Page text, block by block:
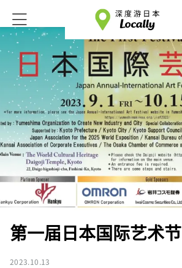
第一届日本国际艺术节
2023.10.13